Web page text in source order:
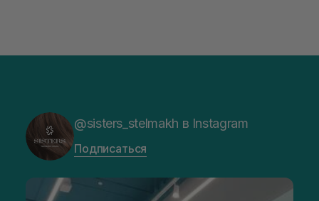
@sisters_stelmakh в Instagram
Подписаться